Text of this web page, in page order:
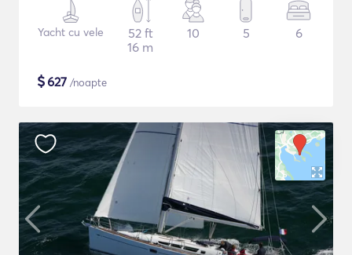
Yacht cu vele
52 ft
16 m
10 5 6
$627 /noapte